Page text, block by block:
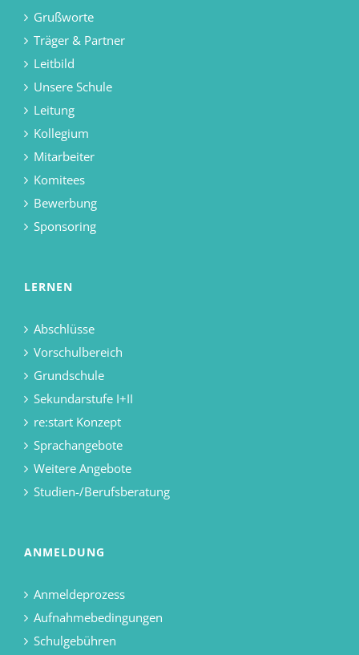
Grußworte
Träger & Partner
Leitbild
Unsere Schule
Leitung
Kollegium
Mitarbeiter
Komitees
Bewerbung
Sponsoring
LERNEN
Abschlüsse
Vorschulbereich
Grundschule
Sekundarstufe I+II
re:start Konzept
Sprachangebote
Weitere Angebote
Studien-/Berufsberatung
ANMELDUNG
Anmeldeprozess
Aufnahmebedingungen
Schulgebühren